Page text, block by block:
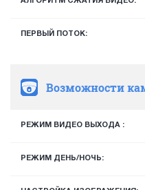
ПЕРВЫЙ ПОТОК:
Возможности
РЕЖИМ ВИДЕО ВЫХОДА :
РЕЖИМ ДЕНЬ/НОЧЬ: